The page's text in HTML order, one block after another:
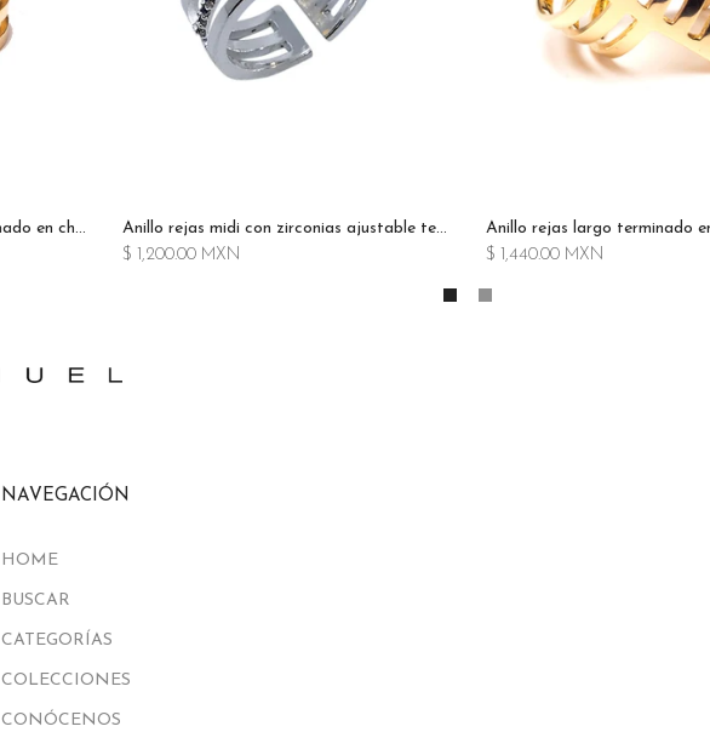
Anillo rejas midi ajustable terminado en chapa de oro de 14k
Anillo rejas midi con zirconias ajustable terminado en rodio
$ 1,200.00 MXN
$ 1,440.00 MXN
NAVEGACIÓN
HOME
BUSCAR
CATEGORÍAS
COLECCIONES
CONÓCENOS